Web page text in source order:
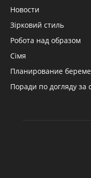
Новости
Зірковий стиль
Робота над образом
Сімя
Планирование
Поради по догляду за